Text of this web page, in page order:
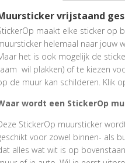
vrijstaand
maakt elke sticker op
helemaal naar jouw
het is ook mogelijk de
wil plakken) of te kiezen
de muur kan schilderen. Klik
wordt een StickerOp
StickerOp muursticker
voor zowel binnen- als
alles wat wit is op